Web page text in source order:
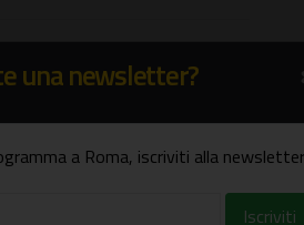
una newsletter?
a Roma, iscriviti alla